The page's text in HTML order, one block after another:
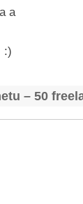
a
:)
– 50